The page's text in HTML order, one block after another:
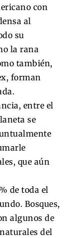
con
al
su
la rana
también,
forman
entre el
se
que aún
de toda el
Bosques,
algunos de
del